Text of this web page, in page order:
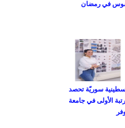
في رمضان
سوريّة تحصد
الأولى في جامعة